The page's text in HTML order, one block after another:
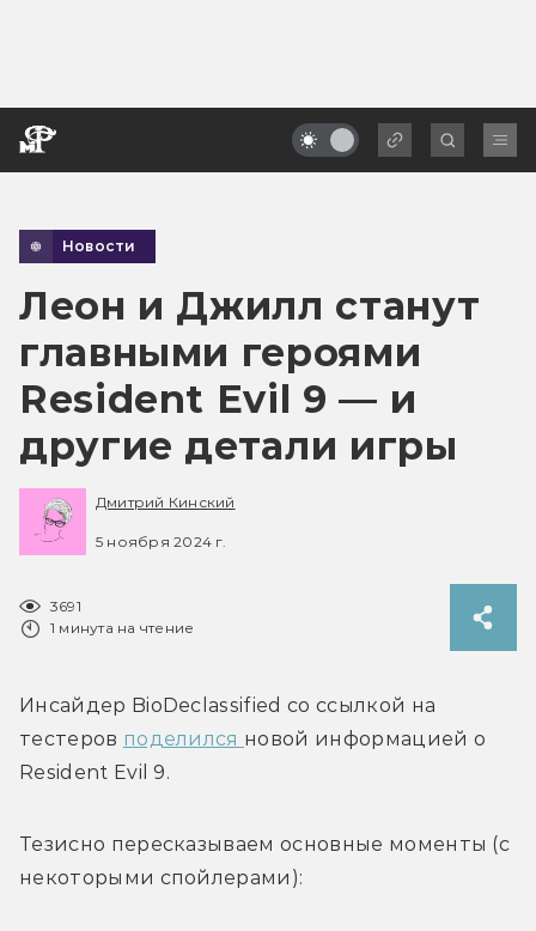
Новости
Леон и Джилл станут
главными героями
Resident Evil 9 — и
другие детали игры
Дмитрий Кинский
5 ноября 2024 г.
3691
1 минута на чтение
Инсайдер BioDeclassified со ссылкой на
тестеров поделился новой информацией о
Resident Evil 9.
Тезисно пересказываем основные моменты (с
некоторыми спойлерами):